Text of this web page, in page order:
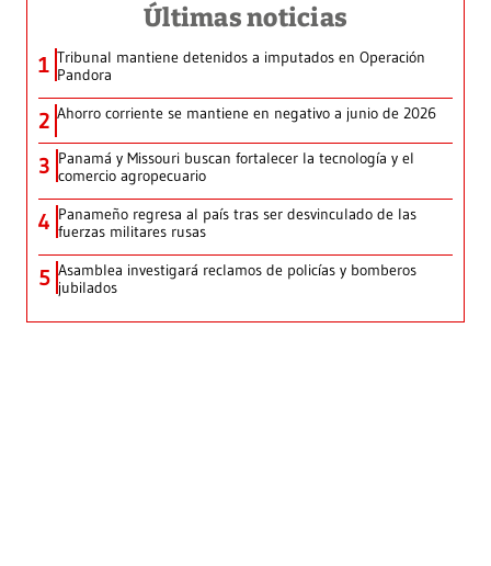
Últimas noticias
1 Tribunal mantiene detenidos a imputados en Operación
Pandora
2 Ahorro corriente se mantiene en negativo a junio de 2026
3 Panamá y Missouri buscan fortalecer la tecnología y el
comercio agropecuario
4 Panameño regresa al país tras ser desvinculado de las
fuerzas militares rusas
5 Asamblea investigará reclamos de policías y bomberos
jubilados